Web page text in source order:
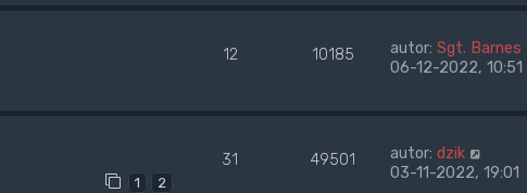
12 10185 autor: Sgt. Barnes
06-12-2022, 10:51
1 2
31 49501 autor: dzik
03-11-2022, 19:01